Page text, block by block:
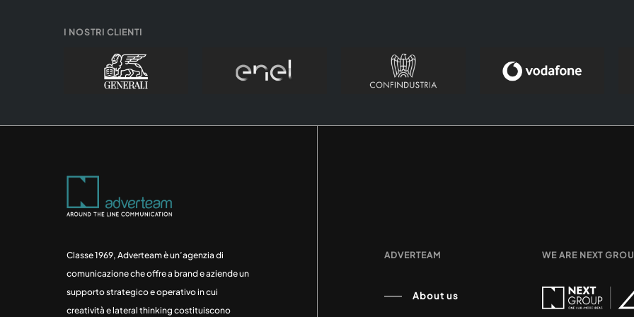
I NOSTRI CLIENTI
Classe 1969, Adverteam è un’agenzia di
comunicazione che offre a brand e aziende un
supporto strategico e operativo in cui
creatività e lateral thinking costituiscono
ADVERTEAM
About us
WE ARE NEXT